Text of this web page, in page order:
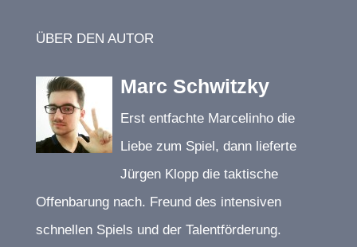
ÜBER DEN AUTOR
Marc Schwitzky
Erst entfachte Marcelinho die
Liebe zum Spiel, dann lieferte
Jürgen Klopp die taktische
Offenbarung nach. Freund des intensiven
schnellen Spiels und der Talentförderung.